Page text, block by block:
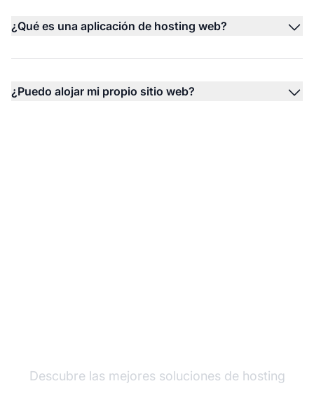
¿Qué es una aplicación de hosting web?
¿Puedo alojar mi propio sitio web?
Descubre las mejores soluciones de hosting